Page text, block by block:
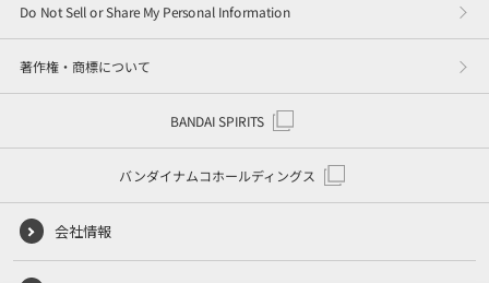
Do Not Sell or Share My Personal Information
著作権・商標について
BANDAI SPIRITS
バンダイナムコホールディングス
会社情報